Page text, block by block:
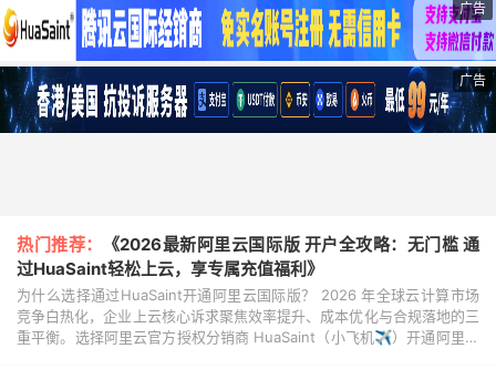
广告
广告
热门推荐：
《2026最新阿里云国际版 开户全攻略：无门槛 通
过HuaSaint轻松上云，享专属充值福利》
为什么选择通过HuaSaint开通阿里云国际版？ 2026 年全球云计算市场
竞争白热化，企业上云核心诉求聚焦效率提升、成本优化与合规落地的三
重平衡。选择阿里云官方授权分销商 HuaSaint（小飞机✈️）开通阿里云